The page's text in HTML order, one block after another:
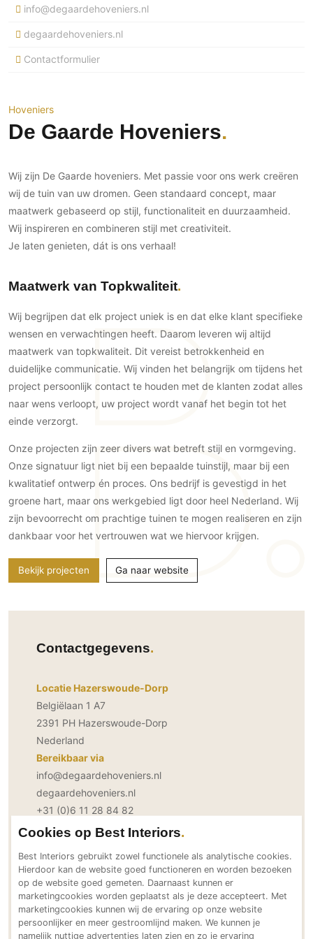
Woondecoratie
Meubels
Verlichting
Interieurbouw
Trappen
Keuken
Keukenapparatuur
Keukenaccessoires
Keukenkranen
Ramen en deuren
Binnendeuren
Aluminium deuren
Houten deuren
Stalen deuren
Systeemwanden
Deurbeslag
Raambeslag
Vloer
Natuursteen en keramiek vloeren
Vloerkleden
Afwerking
Wandafwerking
Beton Ciré
Behang / Wandtextiel
Natuursteen en keramiek
Leer
Schilderwerk
Stucwerk
Spuitwerk
Ramen
Garagedeuren
Zonwering
Buitenshutters
Overig
Autolift
Gevel
Gevelbekleding
Gevelstenen
Houten gevelbekleding
Stucwerk
Schilderwerk buiten
Tuinmeubelen
Tuinverlichting
Omheining
Vloer
Buitenvloeren
Houten buitenvloeren
Vlonders
Zonwering
Zonwering buiten
Kinderkamer
Serre/Veranda
Wellness
Werkkamer
Woonkamer
Buitenkijken
Bijgebouw / Poolhouse
Terrasoverkapping
Villa
Zwembad
Horeca
Kantoor
info@degaardehoveniers.nl
degaardehoveniers.nl
Contactformulier
Hoveniers
De Gaarde Hoveniers
Wij zijn De Gaarde hoveniers. Met passie voor ons werk creëren
wij de tuin van uw dromen. Geen standaard concept, maar
maatwerk gebaseerd op stijl, functionaliteit en duurzaamheid.
Wij inspireren en combineren stijl met creativiteit.
Je laten genieten, dát is ons verhaal!
Maatwerk van Topkwaliteit
Wij begrijpen dat elk project uniek is en dat elke klant specifieke
wensen en verwachtingen heeft. Daarom leveren wij altijd
maatwerk van topkwaliteit. Dit vereist betrokkenheid en
duidelijke communicatie. Wij vinden het belangrijk om tijdens het
project persoonlijk contact te houden met de klanten zodat alles
naar wens verloopt, uw project wordt vanaf het begin tot het
einde verzorgt.
Onze projecten zijn zeer divers wat betreft stijl en vormgeving.
Onze signatuur ligt niet bij een bepaalde tuinstijl, maar bij een
kwalitatief ontwerp én proces. Ons bedrijf is gevestigd in het
groene hart, maar ons werkgebied ligt door heel Nederland. Wij
zijn bevoorrecht om prachtige tuinen te mogen realiseren en zijn
dankbaar voor het vertrouwen wat we hiervoor krijgen.
Bekijk projecten Ga naar website
Contactgegevens
Locatie Hazerswoude-Dorp
Belgiëlaan 1 A7
2391 PH Hazerswoude-Dorp
Nederland
Bereikbaar via
info@degaardehoveniers.nl
degaardehoveniers.nl
+31 (0)6 11 28 84 82
+31 (0)6 15 41 04 38
Neem direct contact op
Cookies op Best Interiors
Best Interiors gebruikt zowel functionele als analytische cookies.
Hierdoor kan de website goed functioneren en worden bezoeken
op de website goed gemeten. Daarnaast kunnen er
marketingcookies worden geplaatst als je deze accepteert. Met
marketingcookies kunnen wij de ervaring op onze website
persoonlijker en meer gestroomlijnd maken. We kunnen je
namelijk nuttige advertenties laten zien en zo je ervaring